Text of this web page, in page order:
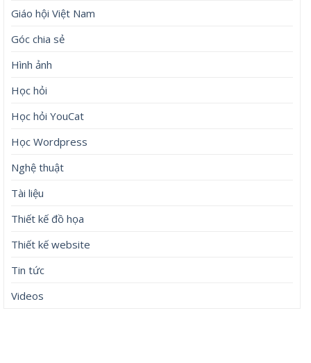
Giáo hội Việt Nam
Góc chia sẻ
Hình ảnh
Học hỏi
Học hỏi YouCat
Học Wordpress
Nghệ thuật
Tài liệu
Thiết kế đồ họa
Thiết kế website
Tin tức
Videos